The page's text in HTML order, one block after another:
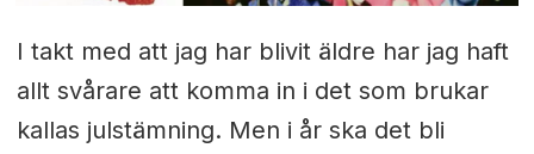
I takt med att jag har blivit äldre har jag haft
allt svårare att komma in i det som brukar
kallas julstämning. Men i år ska det bli